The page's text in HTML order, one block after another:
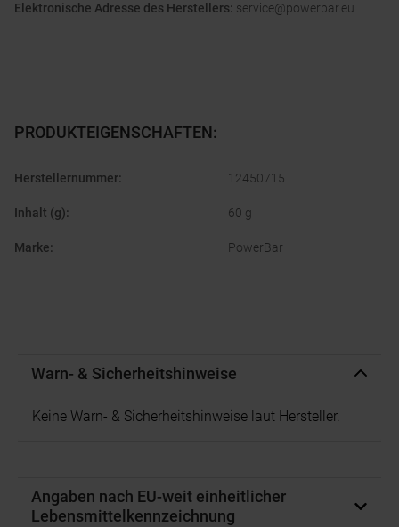
Elektronische Adresse des Herstellers: service@powerbar.eu
PRODUKTEIGENSCHAFTEN:
Herstellernummer: 12450715
Inhalt (g): 60 g
Marke: PowerBar
Warn- & Sicherheitshinweise
Keine Warn- & Sicherheitshinweise laut Hersteller.
Angaben nach EU-weit einheitlicher
Lebensmittelkennzeichnung